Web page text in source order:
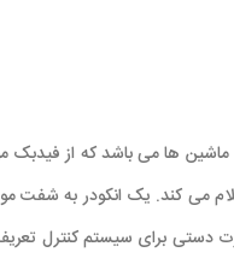
ها می باشد که از
می کند. یک انکودر به شفت
دستی برای سیستم کنترل